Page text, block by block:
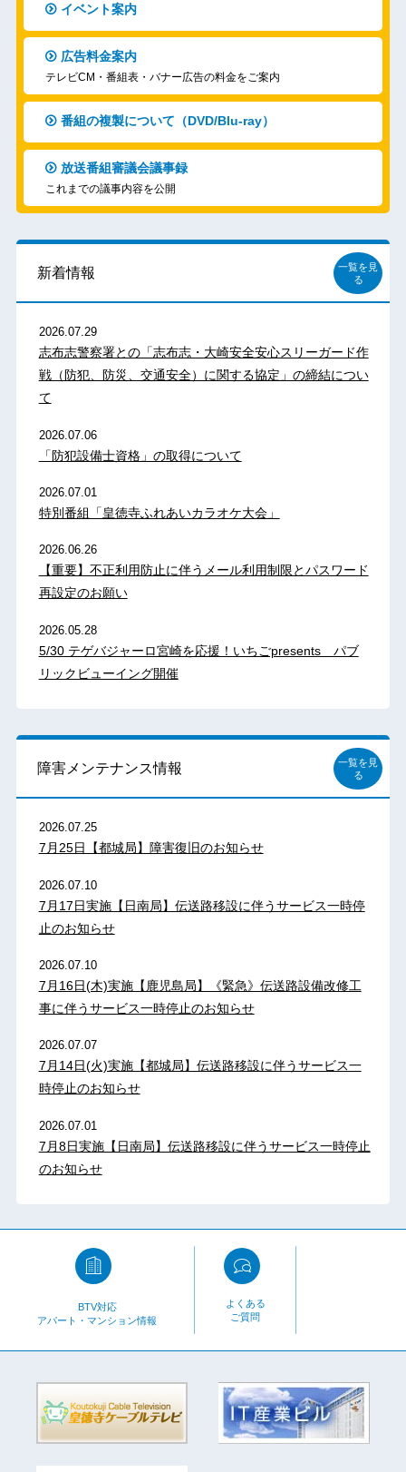
イベント案内
広告料金案内
テレビCM・番組表・バナー広告の料金をご案内
番組の複製について（DVD/Blu-ray）
放送番組審議会議事録
これまでの議事内容を公開
新着情報
一覧を見
る
2026.07.29
志布志警察署との「志布志・大崎安全安心スリーガード作
戦（防犯、防災、交通安全）に関する協定」の締結につい
て
2026.07.06
「防犯設備士資格」の取得について
2026.07.01
特別番組「皇徳寺ふれあいカラオケ大会」
2026.06.26
【重要】不正利用防止に伴うメール利用制限とパスワード
再設定のお願い
2026.05.28
5/30 テゲバジャーロ宮崎を応援！いちごpresents パブ
リックビューイング開催
障害メンテナンス情報
一覧を見
る
2026.07.25
7月25日【都城局】障害復旧のお知らせ
2026.07.10
7月17日実施【日南局】伝送路移設に伴うサービス一時停
止のお知らせ
2026.07.10
7月16日(木)実施【鹿児島局】《緊急》伝送路設備改修工
事に伴うサービス一時停止のお知らせ
2026.07.07
7月14日(火)実施【都城局】伝送路移設に伴うサービス一
時停止のお知らせ
2026.07.01
7月8日実施【日南局】伝送路移設に伴うサービス一時停止
のお知らせ
BTV対応
アパート・マンション情報
よくある
ご質問